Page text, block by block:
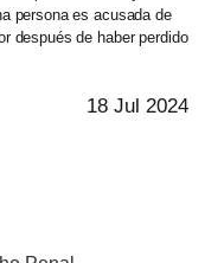
persona es acusada de
después de haber perdido
18 Jul 2024